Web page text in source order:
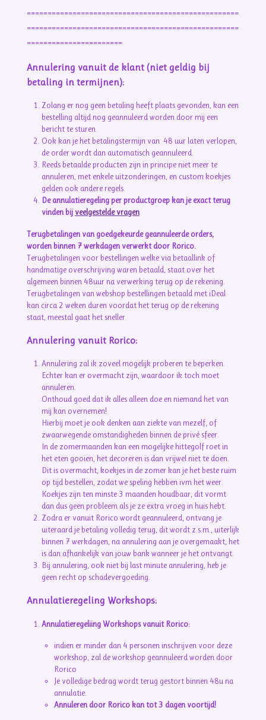
===================================================
===================================================
=======================
Annulering vanuit de klant (niet geldig bij
betaling in termijnen):
Zolang er nog geen betaling heeft plaats gevonden, kan een
bestelling altijd nog geannuleerd worden door mij een
bericht te sturen.
Ook kan je het betalingstermijn van 48 uur laten verlopen,
de order wordt dan automatisch geannuleerd.
Reeds betaalde producten zijn in principe niet meer te
annuleren, met enkele uitzonderingen, en custom koekjes
gelden ook andere regels.
De annulatieregeling per productgroep kan je exact terug
vinden bij veelgestelde vragen
Terugbetalingen van goedgekeurde geannuleerde orders,
worden binnen 7 werkdagen verwerkt door Rorico.
Terugbetalingen voor bestellingen welke via betaallink of
handmatige overschrijving waren betaald, staat over het
algemeen binnen 48uur na verwerking terug op de rekening.
Terugbetalingen van webshop bestellingen betaald met iDeal
kan circa 2 weken duren voordat het terug op de rekening
staat, meestal gaat het sneller.
Annulering vanuit Rorico:
Annulering zal ik zoveel mogelijk proberen te beperken.
Echter kan er overmacht zijn, waardoor ik toch moet
annuleren.
Onthoud goed dat ik alles alleen doe en niemand het van
mij kan overnemen!
Hierbij moet je ook denken aan ziekte van mezelf, of
zwaarwegende omstandigheden binnen de privé sfeer.
In de zomermaanden kan een mogelijke hittegolf roet in
het eten gooien, het decoreren is dan vrijwel niet te doen.
Dit is overmacht, koekjes in de zomer kan je het beste ruim
op tijd bestellen, zodat we speling hebben ivm het weer.
Koekjes zijn ten minste 3 maanden houdbaar, dit vormt
dan dus geen probleem als je ze extra vroeg in huis hebt.
Zodra er vanuit Rorico wordt geannuleerd, ontvang je
uiteraard je betaling volledig terug, dit wordt z.s.m., uiterlijk
binnen 7 werkdagen, na annulering aan je overgemaakt, het
is dan afhankelijk van jouw bank wanneer je het ontvangt.
Bij annulering, ook niet bij last minute annulering, heb je
geen recht op schadevergoeding.
Annulatieregeling Workshops:
Annulatieregeliing Workshops vanuit Rorico:
indien er minder dan 4 personen inschrijven voor deze
workshop, zal de workshop geannuleerd worden door
Rorico
Je volledige bedrag wordt terug gestort binnen 48u na
annulatie.
Annuleren door Rorico kan tot 3 dagen voortijd!